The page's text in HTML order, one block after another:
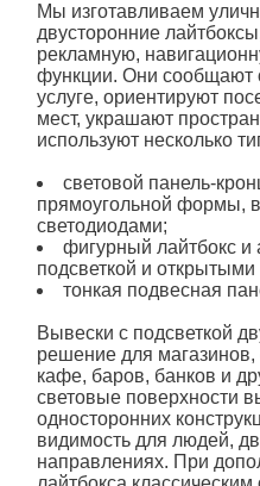
Мы изготавливаем
двусторонние
рекламную,
функции. Они сообщают
услуге, ориентируют
мест, украшают
используют несколько
световой панель-
прямоугольной формы,
светодиодами;
фигурный лайтбокс и
подсветкой и открытыми
тонкая подвесная
Вывески с подсветкой
решение для магазинов,
кафе, баров, банков и
световые поверхности
односторонних
видимость для людей,
направлениях. При